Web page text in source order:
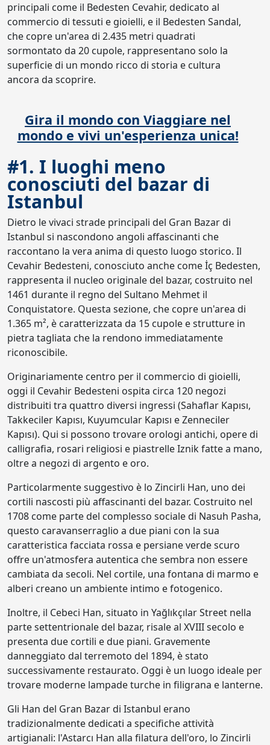
principali come il Bedesten Cevahir, dedicato al
commercio di tessuti e gioielli, e il Bedesten Sandal,
che copre un'area di 2.435 metri quadrati
sormontato da 20 cupole, rappresentano solo la
superficie di un mondo ricco di storia e cultura
ancora da scoprire.
Gira il mondo con Viaggiare nel
mondo e vivi un'esperienza unica!
#1. I luoghi meno
conosciuti del bazar di
Istanbul
Dietro le vivaci strade principali del Gran Bazar di
Istanbul si nascondono angoli affascinanti che
raccontano la vera anima di questo luogo storico. Il
Cevahir Bedesteni, conosciuto anche come İç Bedesten,
rappresenta il nucleo originale del bazar, costruito nel
1461 durante il regno del Sultano Mehmet il
Conquistatore. Questa sezione, che copre un'area di
1.365 m², è caratterizzata da 15 cupole e strutture in
pietra tagliata che la rendono immediatamente
riconoscibile.
Originariamente centro per il commercio di gioielli,
oggi il Cevahir Bedesteni ospita circa 120 negozi
distribuiti tra quattro diversi ingressi (Sahaflar Kapısı,
Takkeciler Kapısı, Kuyumcular Kapısı e Zenneciler
Kapısı). Qui si possono trovare orologi antichi, opere di
calligrafia, rosari religiosi e piastrelle Iznik fatte a mano,
oltre a negozi di argento e oro.
Particolarmente suggestivo è lo Zincirli Han, uno dei
cortili nascosti più affascinanti del bazar. Costruito nel
1708 come parte del complesso sociale di Nasuh Pasha,
questo caravanserraglio a due piani con la sua
caratteristica facciata rossa e persiane verde scuro
offre un'atmosfera autentica che sembra non essere
cambiata da secoli. Nel cortile, una fontana di marmo e
alberi creano un ambiente intimo e fotogenico.
Inoltre, il Cebeci Han, situato in Yağlıkçılar Street nella
parte settentrionale del bazar, risale al XVIII secolo e
presenta due cortili e due piani. Gravemente
danneggiato dal terremoto del 1894, è stato
successivamente restaurato. Oggi è un luogo ideale per
trovare moderne lampade turche in filigrana e lanterne.
Gli Han del Gran Bazar di Istanbul erano
tradizionalmente dedicati a specifiche attività
artigianali: l'Astarcı Han alla filatura dell'oro, lo Zincirli